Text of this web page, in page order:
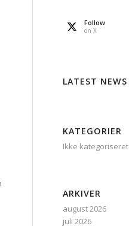
Follow
on X
LATEST NEWS
KATEGORIER
Ikke kategoriseret
ARKIVER
august 2026
juli 2026